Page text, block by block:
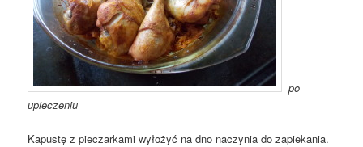
po
upieczeniu
Kapustę z pieczarkami wyłożyć na dno naczynia do zapiekania.